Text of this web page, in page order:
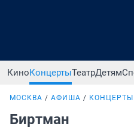
КиноКонцертыТеатрДетям
МОСКВА АФИША КОНЦЕРТЫ
Биртман